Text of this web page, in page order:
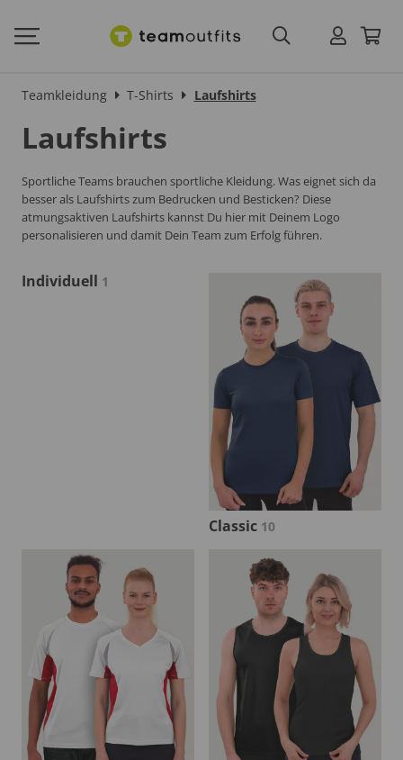
Teamkleidung T-Shirts Laufshirts
Laufshirts
Sportliche Teams brauchen sportliche Kleidung. Was eignet sich da
besser als Laufshirts zum Bedrucken und Besticken? Diese
atmungsaktiven Laufshirts kannst Du hier mit Deinem Logo
personalisieren und damit Dein Team zum Erfolg führen.
Individuell 1
Classic 10